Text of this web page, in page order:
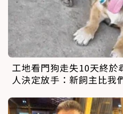
工地看門狗走失10天終於
人決定放手：新飼主比我